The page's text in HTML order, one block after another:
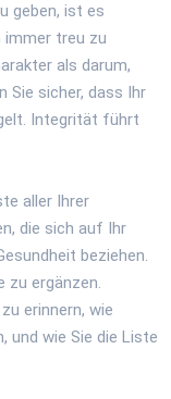
geben, ist es
immer treu zu
als darum,
Sie sicher, dass Ihr
Integrität führt
aller Ihrer
die sich auf Ihr
beziehen.
zu ergänzen.
erinnern, wie
und wie Sie die Liste